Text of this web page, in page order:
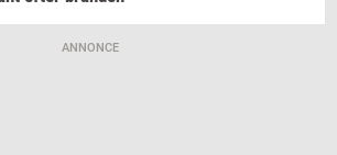
ANNONCE